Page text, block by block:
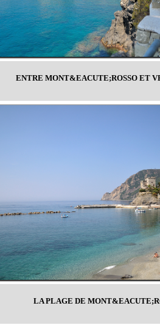
ENTRE MONT&EACUTE;ROSSO ET
LA PLAGE DE